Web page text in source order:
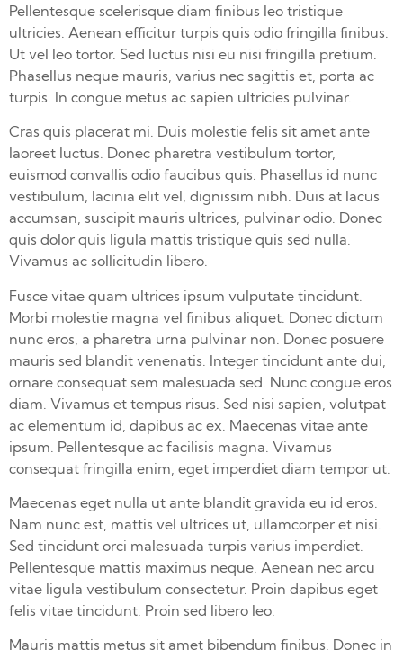
Pellentesque scelerisque diam finibus leo tristique
ultricies. Aenean efficitur turpis quis odio fringilla finibus.
Ut vel leo tortor. Sed luctus nisi eu nisi fringilla pretium.
Phasellus neque mauris, varius nec sagittis et, porta ac
turpis. In congue metus ac sapien ultricies pulvinar.
Cras quis placerat mi. Duis molestie felis sit amet ante
laoreet luctus. Donec pharetra vestibulum tortor,
euismod convallis odio faucibus quis. Phasellus id nunc
vestibulum, lacinia elit vel, dignissim nibh. Duis at lacus
accumsan, suscipit mauris ultrices, pulvinar odio. Donec
quis dolor quis ligula mattis tristique quis sed nulla.
Vivamus ac sollicitudin libero.
Fusce vitae quam ultrices ipsum vulputate tincidunt.
Morbi molestie magna vel finibus aliquet. Donec dictum
nunc eros, a pharetra urna pulvinar non. Donec posuere
mauris sed blandit venenatis. Integer tincidunt ante dui,
ornare consequat sem malesuada sed. Nunc congue eros
diam. Vivamus et tempus risus. Sed nisi sapien, volutpat
ac elementum id, dapibus ac ex. Maecenas vitae ante
ipsum. Pellentesque ac facilisis magna. Vivamus
consequat fringilla enim, eget imperdiet diam tempor ut.
Maecenas eget nulla ut ante blandit gravida eu id eros.
Nam nunc est, mattis vel ultrices ut, ullamcorper et nisi.
Sed tincidunt orci malesuada turpis varius imperdiet.
Pellentesque mattis maximus neque. Aenean nec arcu
vitae ligula vestibulum consectetur. Proin dapibus eget
felis vitae tincidunt. Proin sed libero leo.
Mauris mattis metus sit amet bibendum finibus. Donec in